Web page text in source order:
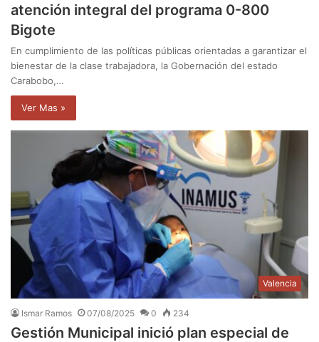
atención integral del programa 0-800
Bigote
En cumplimiento de las políticas públicas orientadas a garantizar el
bienestar de la clase trabajadora, la Gobernación del estado
Carabobo,…
Ver Mas »
Valencia
Ismar Ramos 07/08/2025 0 234
Gestión Municipal inició plan especial de